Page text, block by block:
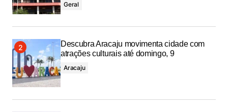
Geral
Descubra Aracaju movimenta cidade com
atrações culturais até domingo, 9
Aracaju